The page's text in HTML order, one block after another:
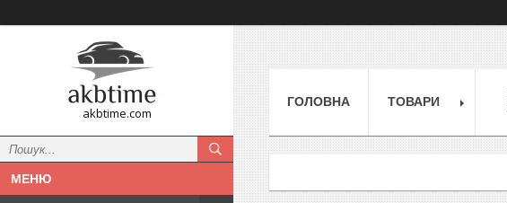
akbtime.com
ГОЛОВНА ТОВАРИ